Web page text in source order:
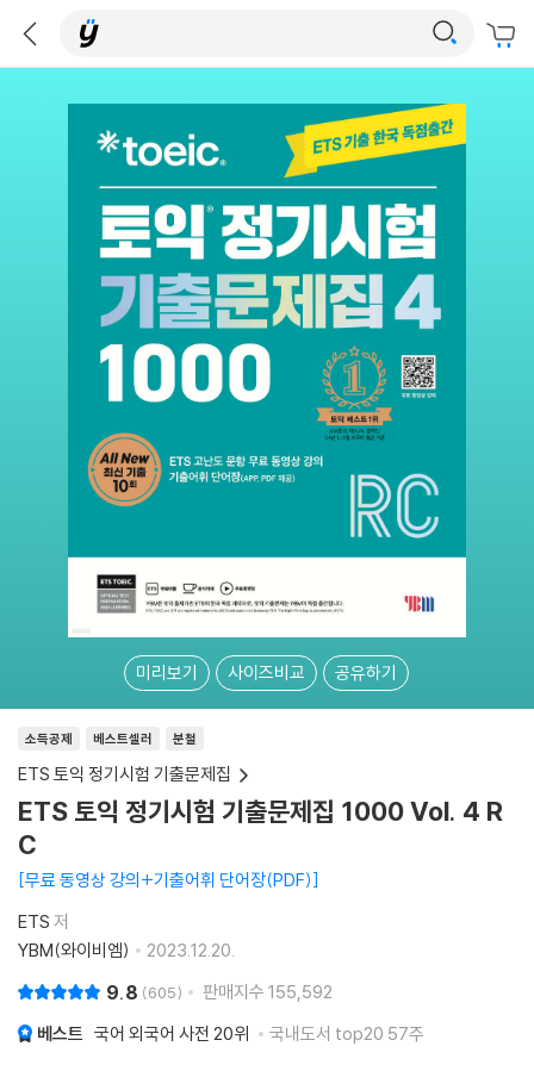
미리보기 사이즈비교 공유하기
소득공제 베스트셀러 분철
ETS 토익 정기시험 기출문제집
ETS 토익 정기시험 기출문제집 1000 Vol. 4 R
C
무료 동영상 강의+기출어휘 단어장(PDF)
ETS 저
YBM(와이비엠)
2023.12.20.
9.8 605 판매지수 155,592
베스트 국어 외국어 사전 20위 국내도서 top20 57주